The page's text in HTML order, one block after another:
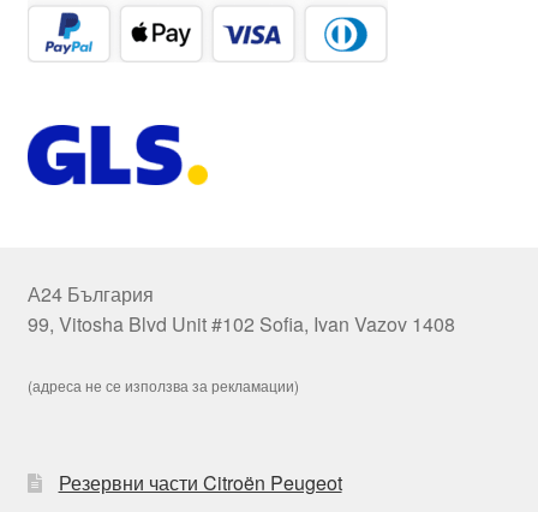
А24 България
99, Vitosha Blvd Unit #102 Sofia, Ivan Vazov 1408
(адреса не се използва за рекламации)
Резервни части Citroën Peugeot